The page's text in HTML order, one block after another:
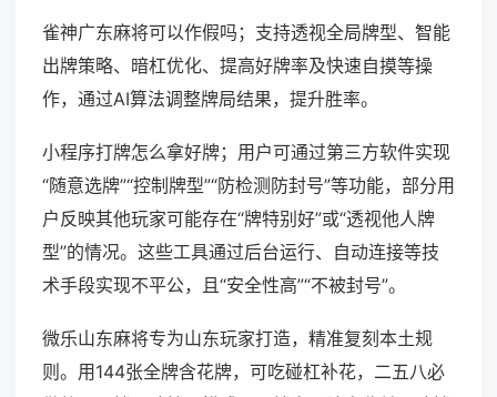
雀神广东麻将可以作假吗；支持透视全局牌型、智能
出牌策略、暗杠优化、提高好牌率及快速自摸等操
作，通过AI算法调整牌局结果，提升胜率。
小程序打牌怎么拿好牌；用户可通过第三方软件实现
“随意选牌”“控制牌型”“防检测防封号”等功能，部分用
户反映其他玩家可能存在“牌特别好”或“透视他人牌
型”的情况。这些工具通过后台运行、自动连接等技
术手段实现不平公，且“安全性高”“不被封号”。
微乐山东麻将专为山东玩家打造，精准复刻本土规
则。用144张全牌含花牌，可吃碰杠补花，二五八必